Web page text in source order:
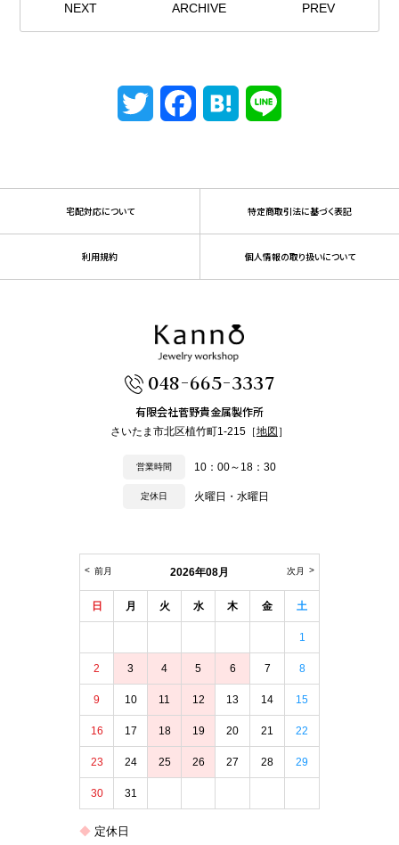
NEXT ARCHIVE PREV
Twitter FacebookHatena
宅配対応について 特定商取引法に基づく表記
利用規約 個人情報の取り扱いについて
048-665-3337
有限会社菅野貴金属製作所
さいたま市北区植竹町1-215［地図 ］
営業時間 10：00～18：30
定休日 火曜日・水曜日
2026年08月
前月 次月
日 月 火 水 木 金 土
1
2 3 4 5 6 7 8
9 10 11 12 13 14 15
16 17 18 19 20 21 22
23 24 25 26 27 28 29
30 31
定休日